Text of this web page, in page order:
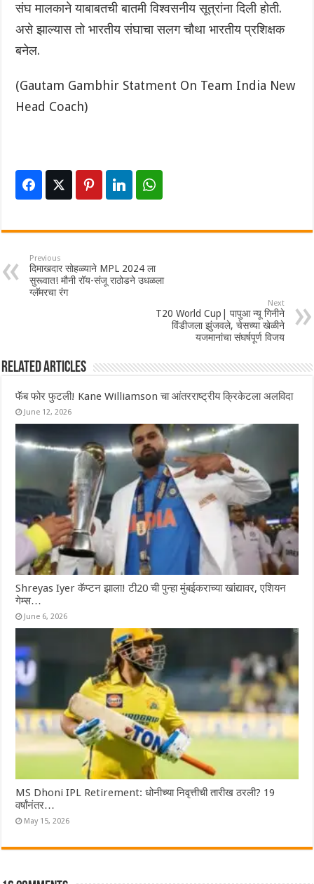
संघ मालकाने याबाबतची बातमी विश्वसनीय सूत्रांना दिली होती.
असे झाल्यास तो भारतीय संघाचा सलग चौथा भारतीय प्रशिक्षक
बनेल.
(Gautam Gambhir Statment On Team India New
Head Coach)
Previous
दिमाखदार सोहळ्याने MPL 2024 ला
सुरूवात! मौनी रॉय-संजू राठोडने उधळला
ग्लॅमरचा रंग
Next
T20 World Cup| पापुआ न्यू गिनीने
विंडीजला झुंजवले, चेसच्या खेळीने
यजमानांचा संघर्षपूर्ण विजय
Related Articles
फॅब फोर फुटली! Kane Williamson चा आंतरराष्ट्रीय क्रिकेटला अलविदा
June 12, 2026
Shreyas Iyer कॅप्टन झाला! टी20 ची पुन्हा मुंबईकराच्या खांद्यावर, एशियन
गेम्स…
June 6, 2026
MS Dhoni IPL Retirement: धोनीच्या निवृत्तीची तारीख ठरली? 19
वर्षांनंतर…
May 15, 2026